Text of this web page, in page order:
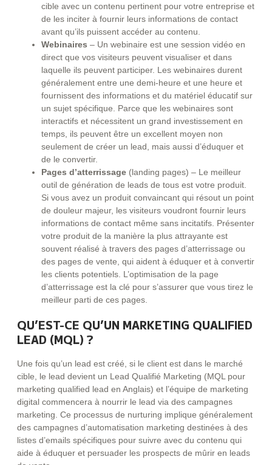
cible avec un contenu pertinent pour votre entreprise et
de les inciter à fournir leurs informations de contact
avant qu’ils puissent accéder au contenu.
Webinaires – Un webinaire est une session vidéo en
direct que vos visiteurs peuvent visualiser et dans
laquelle ils peuvent participer. Les webinaires durent
généralement entre une demi-heure et une heure et
fournissent des informations et du matériel éducatif sur
un sujet spécifique. Parce que les webinaires sont
interactifs et nécessitent un grand investissement en
temps, ils peuvent être un excellent moyen non
seulement de créer un lead, mais aussi d’éduquer et
de le convertir.
Pages d’atterrissage (landing pages) – Le meilleur
outil de génération de leads de tous est votre produit.
Si vous avez un produit convaincant qui résout un point
de douleur majeur, les visiteurs voudront fournir leurs
informations de contact même sans incitatifs. Présenter
votre produit de la manière la plus attrayante est
souvent réalisé à travers des pages d’atterrissage ou
des pages de vente, qui aident à éduquer et à convertir
les clients potentiels. L’optimisation de la page
d’atterrissage est la clé pour s’assurer que vous tirez le
meilleur parti de ces pages.
QU’EST-CE QU’UN MARKETING QUALIFIED
LEAD (MQL) ?
Une fois qu’un lead est créé, si le client est dans le marché
cible, le lead devient un Lead Qualifié Marketing (MQL pour
marketing qualified lead en Anglais) et l’équipe de marketing
digital commencera à nourrir le lead via des campagnes
marketing. Ce processus de nurturing implique généralement
des campagnes d’automatisation marketing destinées à des
listes d’emails spécifiques pour suivre avec du contenu qui
aide à éduquer et persuader les prospects de mûrir en leads